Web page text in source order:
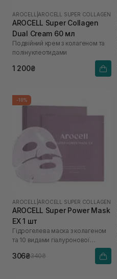
AROCELL AROCELL SUPER COLLAGEN
AROCELL Super Collagen
Dual Cream 60 мл
Подвійний крем з колагеном та
полінуклеотидами
1 200₴
-10%
AROCELL AROCELL SUPER COLLAGEN
AROCELL Super Power Mask
EX 1 шт
Гідрогелева маска з колагеном
та 10 видами гіалуронової
306₴340₴